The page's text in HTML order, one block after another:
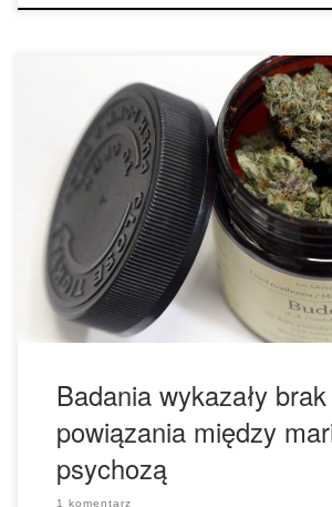
Nowe badania potwierdzają, że
żaden sposób nie zwiększa ryzyka
psychozę. Badanie trwające cztery lata,
170 osób będących w grupie wysokiego
wykazało, że stosowanie marihuany nie
rozwój choroby. Na początku badania
pomiary stosowania alkoholu, tytoniu i
Badania wykazały brak
powiązania między
psychozą
1 komentarz